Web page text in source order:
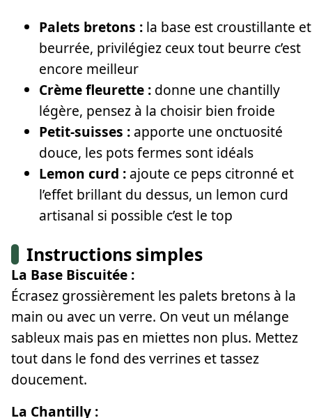
Palets bretons : la base est croustillante et
beurrée, privilégiez ceux tout beurre c’est
encore meilleur
Crème fleurette : donne une chantilly
légère, pensez à la choisir bien froide
Petit-suisses : apporte une onctuosité
douce, les pots fermes sont idéals
Lemon curd : ajoute ce peps citronné et
l’effet brillant du dessus, un lemon curd
artisanal si possible c’est le top
Instructions simples
La Base Biscuitée :
Écrasez grossièrement les palets bretons à la
main ou avec un verre. On veut un mélange
sableux mais pas en miettes non plus. Mettez
tout dans le fond des verrines et tassez
doucement.
La Chantilly :